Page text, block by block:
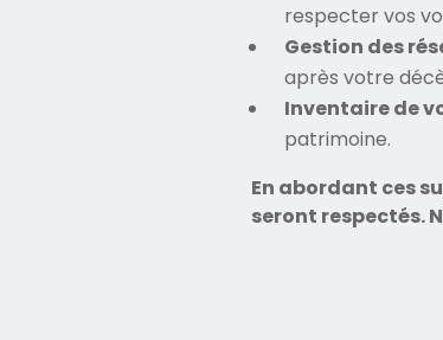
respecter vos
Gestion des
après votre
Inventaire de
patrimoine.
En abordant ces
seront respectés.